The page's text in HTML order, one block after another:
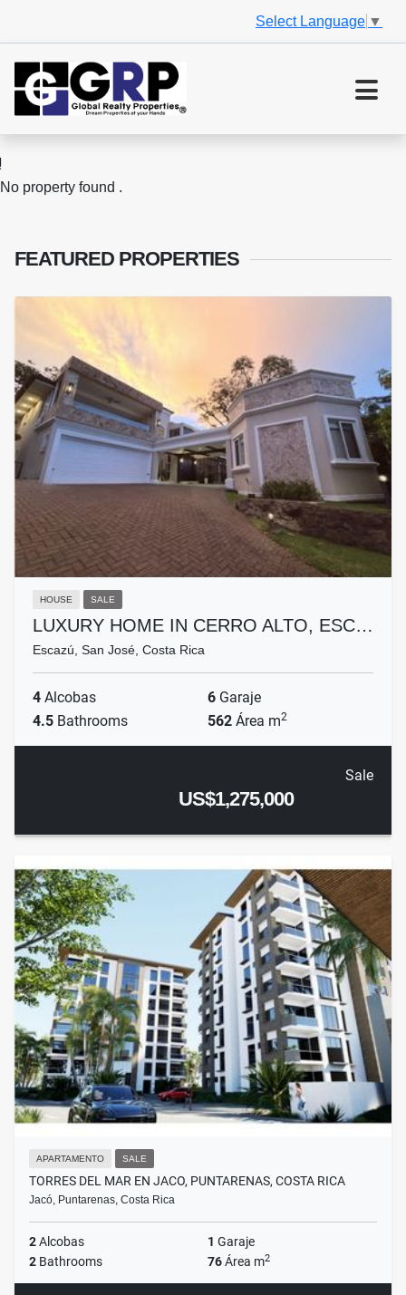
Select Language ▼
No property found .
FEATURED PROPERTIES
HOUSE SALE
LUXURY HOME IN CERRO ALTO, ESC…
Escazú, San José, Costa Rica
4 Alcobas 6 Garaje
4.5 Bathrooms 562 Área m2
Sale
US$1,275,000
APARTAMENTO SALE
TORRES DEL MAR EN JACO, PUNTARENAS, COSTA RICA
Jacó, Puntarenas, Costa Rica
2Alcobas 1 Garaje
2 Bathrooms 76Área m2